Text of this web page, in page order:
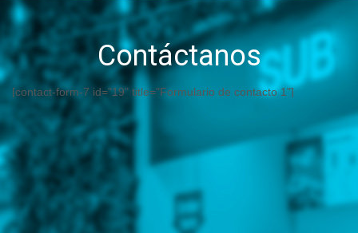
Contáctanos
[contact-form-7 id="19" title="Formulario de contacto 1"]